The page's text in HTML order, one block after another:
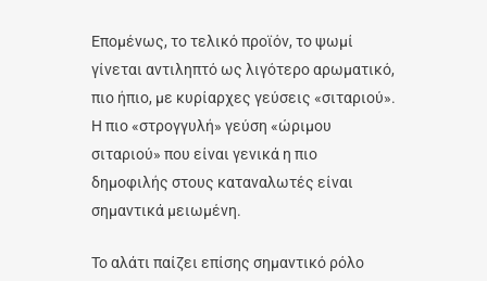
Επομένως, το τελικό προϊόν, το ψωμί
γίνεται αντιληπτό ως λιγότερο αρωματικό,
πιο ήπιο, με κυρίαρχες γεύσεις «σιταριού».
Η πιο «στρογγυλή» γεύση «ώριμου
σιταριού» που είναι γενικά η πιο
δημοφιλής στους καταναλωτές είναι
σημαντικά μειωμένη.
Το αλάτι παίζει επίσης σημαντικό ρόλο